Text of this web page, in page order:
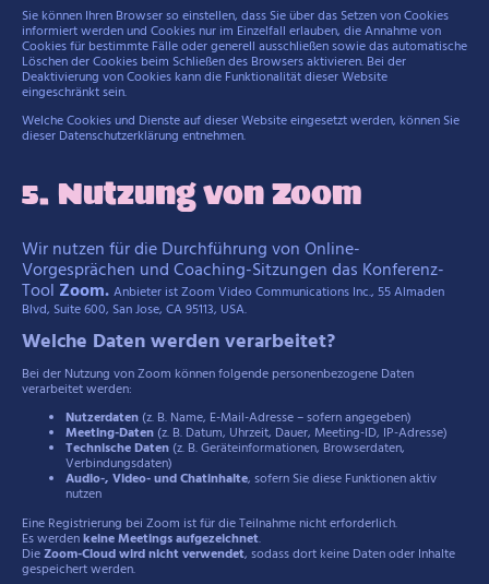
Sie können Ihren Browser so einstellen, dass Sie über das Setzen von Cookies
informiert werden und Cookies nur im Einzelfall erlauben, die Annahme von
Cookies für bestimmte Fälle oder generell ausschließen sowie das automatische
Löschen der Cookies beim Schließen des Browsers aktivieren. Bei der
Deaktivierung von Cookies kann die Funktionalität dieser Website
eingeschränkt sein.
Welche Cookies und Dienste auf dieser Website eingesetzt werden, können Sie
dieser Datenschutzerklärung entnehmen.
5. Nutzung von Zoom
Wir nutzen für die Durchführung von Online-
Vorgesprächen und Coaching-Sitzungen das Konferenz-
Tool Zoom. Anbieter ist Zoom Video Communications Inc., 55 Almaden
Blvd, Suite 600, San Jose, CA 95113, USA.
Welche Daten werden verarbeitet?
Bei der Nutzung von Zoom können folgende personenbezogene Daten
verarbeitet werden:
Nutzerdaten (z. B. Name, E-Mail-Adresse – sofern angegeben)
Meeting-Daten (z. B. Datum, Uhrzeit, Dauer, Meeting-ID, IP-Adresse)
Technische Daten (z. B. Geräteinformationen, Browserdaten,
Verbindungsdaten)
Audio-, Video- und Chatinhalte, sofern Sie diese Funktionen aktiv
nutzen
Eine Registrierung bei Zoom ist für die Teilnahme nicht erforderlich.
Es werdenkeine Meetings aufgezeichnet.
DieZoom-Cloud wird nicht verwendet, sodass dort keine Daten oder Inhalte
gespeichert werden.